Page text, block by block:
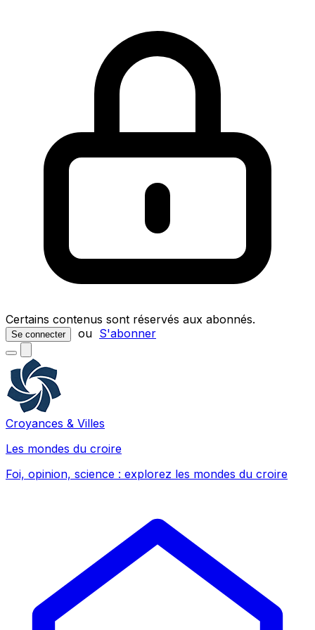
Certains contenus sont réservés aux abonnés.
Se connecter ou S'abonner
Croyances & Villes
Les mondes du croire
Foi, opinion, science : explorez les mondes du croire